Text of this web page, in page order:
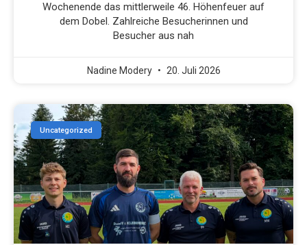
Wochenende das mittlerweile 46. Höhenfeuer auf
dem Dobel. Zahlreiche Besucherinnen und
Besucher aus nah
Nadine Modery 20. Juli 2026
Uncategorized